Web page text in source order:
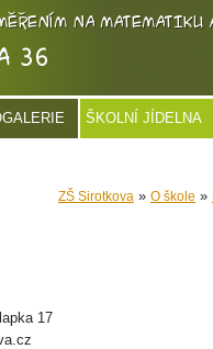
ŠKOLNÍ JÍDELNA
ZŠ Sirotkova » O škole »
17